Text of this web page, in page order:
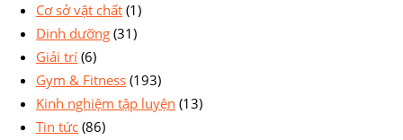
Cơ sở vật chất (1)
Dinh dưỡng (31)
Giải trí (6)
Gym & Fitness (193)
Kinh nghiệm tập luyện (13)
Tin tức (86)